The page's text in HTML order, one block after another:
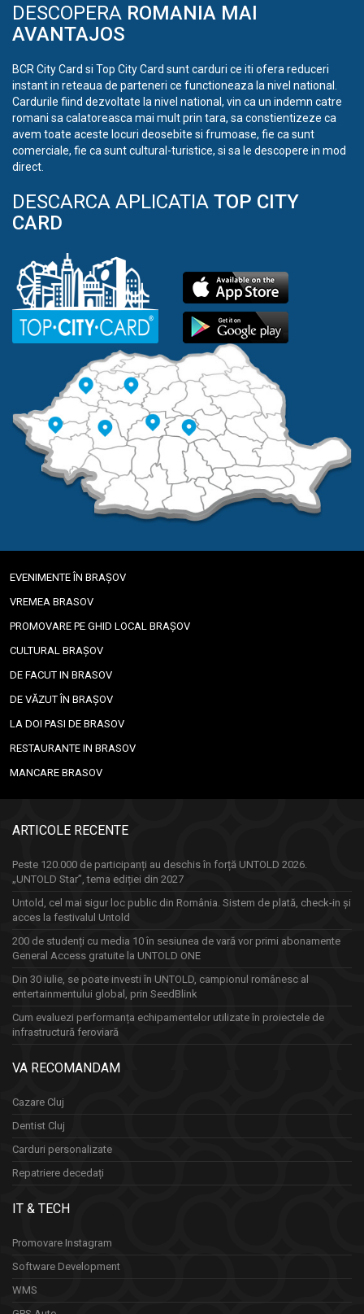
DESCOPERA ROMANIA MAI
AVANTAJOS
BCR City Card si Top City Card sunt carduri ce iti ofera reduceri
instant in reteaua de parteneri ce functioneaza la nivel national.
Cardurile fiind dezvoltate la nivel national, vin ca un indemn catre
romani sa calatoreasca mai mult prin tara, sa constientizeze ca
avem toate aceste locuri deosebite si frumoase, fie ca sunt
comerciale, fie ca sunt cultural-turistice, si sa le descopere in mod
direct.
DESCARCA APLICATIA TOP CITY
CARD
EVENIMENTE ÎN BRAȘOV
VREMEA BRASOV
PROMOVARE PE GHID LOCAL BRAȘOV
CULTURAL BRAȘOV
DE FACUT IN BRASOV
DE VĂZUT ÎN BRAȘOV
LA DOI PASI DE BRASOV
RESTAURANTE IN BRASOV
MANCARE BRASOV
ARTICOLE RECENTE
Peste 120.000 de participanți au deschis în forță UNTOLD 2026.
„UNTOLD Star”, tema ediției din 2027
Untold, cel mai sigur loc public din România. Sistem de plată, check-in și
acces la festivalul Untold
200 de studenți cu media 10 în sesiunea de vară vor primi abonamente
General Access gratuite la UNTOLD ONE
Din 30 iulie, se poate investi în UNTOLD, campionul românesc al
entertainmentului global, prin SeedBlink
Cum evaluezi performanța echipamentelor utilizate în proiectele de
infrastructură feroviară
VA RECOMANDAM
Cazare Cluj
Dentist Cluj
Carduri personalizate
Repatriere decedați
IT & TECH
Promovare Instagram
Software Development
WMS